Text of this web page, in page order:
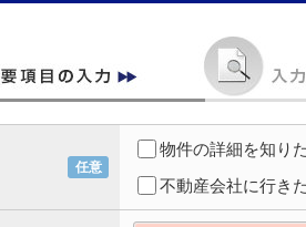
任意
物件の詳細を知り
不動産会社に行き